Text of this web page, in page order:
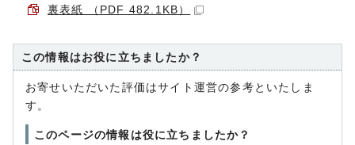
裏表紙 （PDF 482.1KB）
この情報はお役に立ちましたか？
お寄せいただいた評価はサイト運営の参考といたしま
す。
このページの情報は役に立ちましたか？